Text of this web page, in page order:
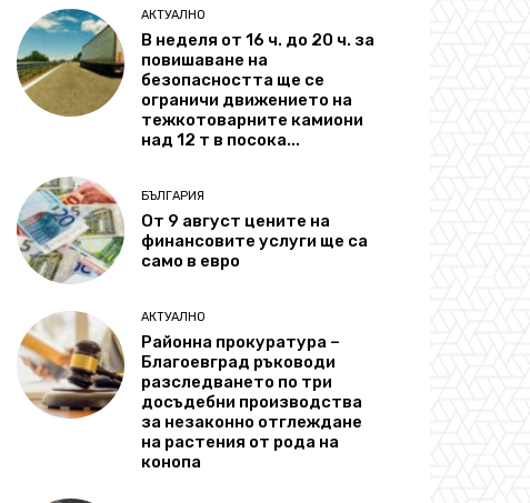
АКТУАЛНО
В неделя от 16 ч. до 20 ч. за
повишаване на
безопасността ще се
ограничи движението на
тежкотоварните камиони
над 12 т в посока...
БЪЛГАРИЯ
От 9 август цените на
финансовите услуги ще са
само в евро
АКТУАЛНО
Районна прокуратура –
Благоевград ръководи
разследването по три
досъдебни производства
за незаконно отглеждане
на растения от рода на
конопа